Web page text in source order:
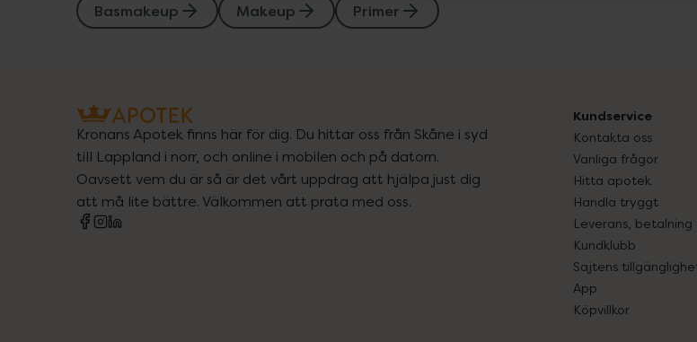
Basmakeup Makeup Primer
Kronans Apotek finns här för dig. Du hittar oss från Skåne i syd
till Lappland i norr, och online i mobilen och på datorn.
Oavsett vem du är så är det vårt uppdrag att hjälpa just dig
att må lite bättre. Välkommen att prata med oss.
Kundservice
Kontakta oss
Vanliga frågor
Hitta apotek
Handla tryggt
Leverans,
Kundklubb
Sajtens
App
Köpvillkor